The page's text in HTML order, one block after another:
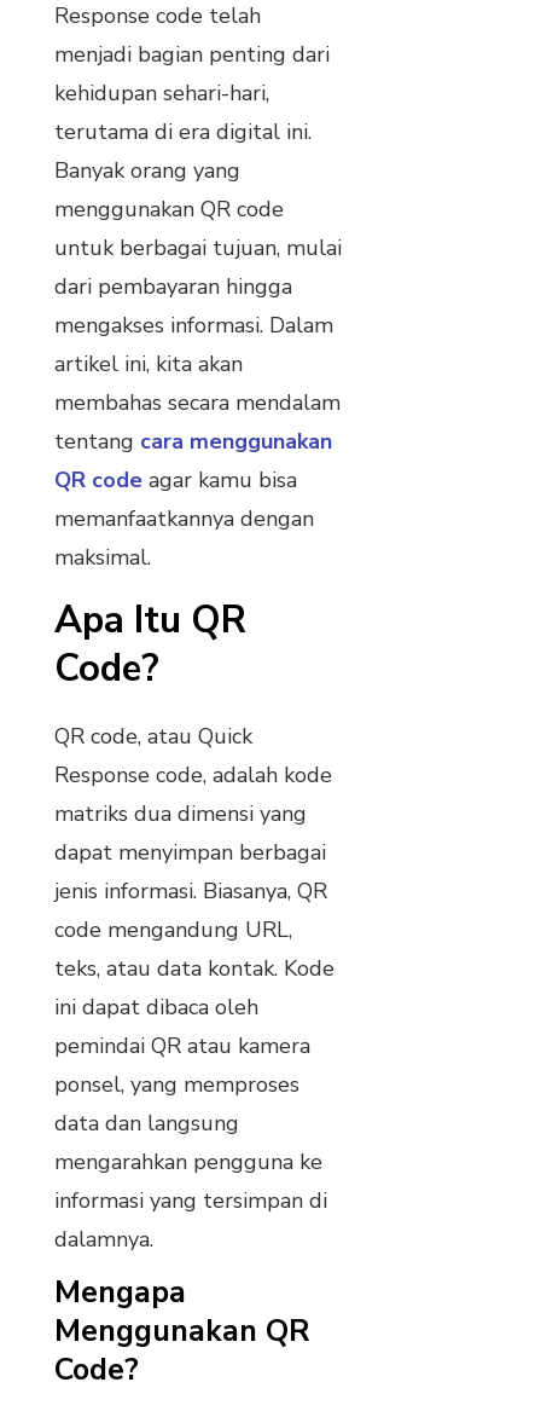
Response code telah
menjadi bagian penting dari
kehidupan sehari-hari,
terutama di era digital ini.
Banyak orang yang
menggunakan QR code
untuk berbagai tujuan, mulai
dari pembayaran hingga
mengakses informasi. Dalam
artikel ini, kita akan
membahas secara mendalam
tentang cara menggunakan
QR code agar kamu bisa
memanfaatkannya dengan
maksimal.
Apa Itu QR
Code?
QR code, atau Quick
Response code, adalah kode
matriks dua dimensi yang
dapat menyimpan berbagai
jenis informasi. Biasanya, QR
code mengandung URL,
teks, atau data kontak. Kode
ini dapat dibaca oleh
pemindai QR atau kamera
ponsel, yang memproses
data dan langsung
mengarahkan pengguna ke
informasi yang tersimpan di
dalamnya.
Mengapa
Menggunakan QR
Code?